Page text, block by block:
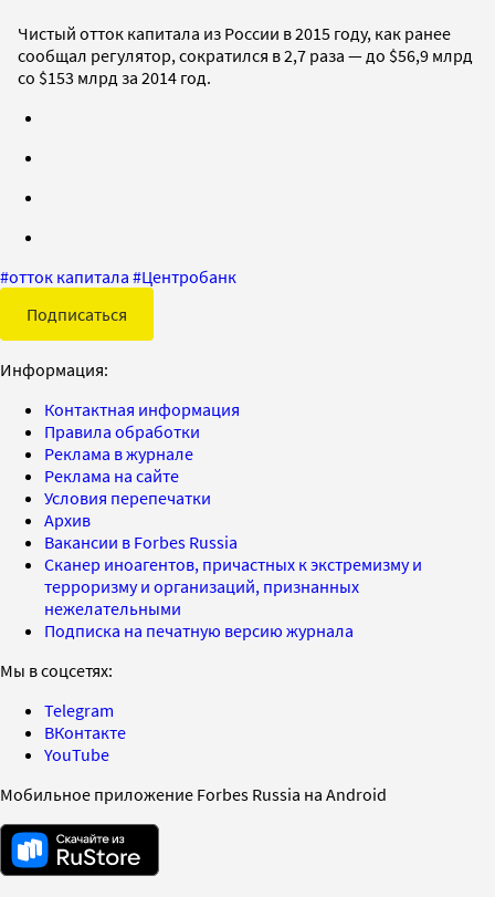
Чистый отток капитала из России в 2015 году, как ранее
сообщал регулятор, сократился в 2,7 раза — до $56,9 млрд
со $153 млрд за 2014 год.
#отток капитала #Центробанк
Подписаться
Информация:
Контактная информация
Правила обработки
Реклама в журнале
Реклама на сайте
Условия перепечатки
Архив
Вакансии в Forbes Russia
Сканер иноагентов, причастных к экстремизму и
терроризму и организаций, признанных
нежелательными
Подписка на печатную версию журнала
Мы в соцсетях:
Telegram
ВКонтакте
YouTube
Мобильное приложение Forbes Russia на Android